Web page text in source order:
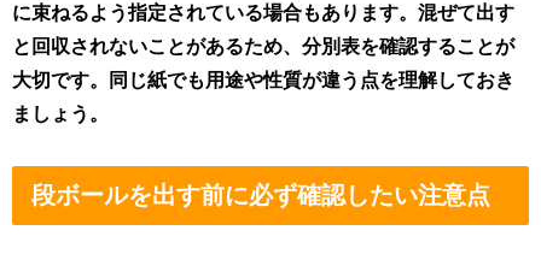
に束ねるよう指定されている場合もあります。混ぜて出す
と回収されないことがあるため、分別表を確認することが
大切です。同じ紙でも用途や性質が違う点を理解しておき
ましょう。
段ボールを出す前に必ず確認したい注意点